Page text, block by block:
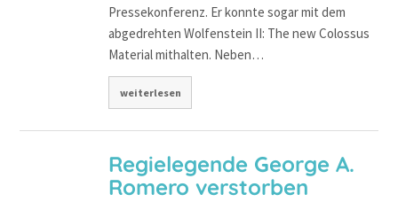
Pressekonferenz. Er konnte sogar mit dem
abgedrehten Wolfenstein II: The new Colossus
Material mithalten. Neben…
weiterlesen
Regielegende George A.
Romero verstorben